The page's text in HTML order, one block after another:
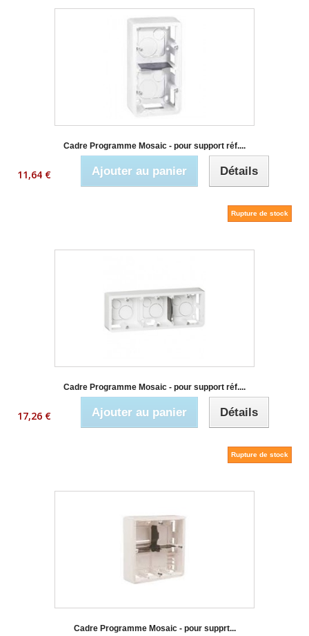
Cadre Programme Mosaic - pour support réf....
11,64 € Ajouter au panier Détails
Rupture de stock
Cadre Programme Mosaic - pour support réf....
17,26 € Ajouter au panier Détails
Rupture de stock
Cadre Programme Mosaic - pour supprt...